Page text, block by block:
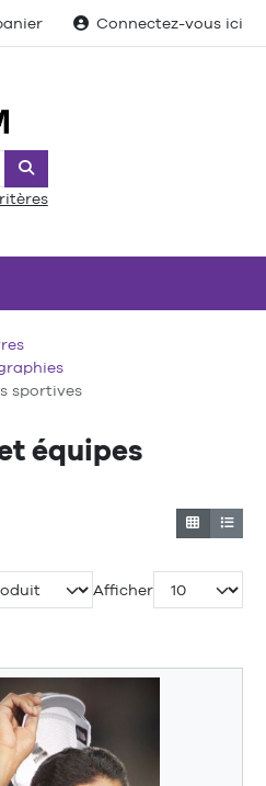
Connectez-vous ici
Rechercher
sportives
équipes
Afficher